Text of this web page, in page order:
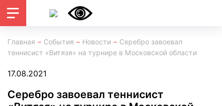
Главная События Новости
Серебро завоевал
теннисист «Витязя» на турнире в Московской области
17.08.2021
Серебро завоевал теннисист